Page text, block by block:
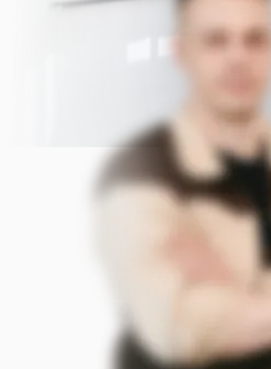
Опишите задачу
Прикрепить фото (до 5 шт.)
точнее оценить задачу)